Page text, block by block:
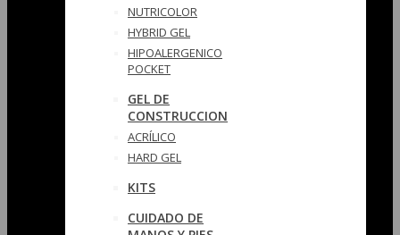
NUTRICOLOR
HYBRID GEL
HIPOALERGENICO
POCKET
GEL DE
CONSTRUCCION
ACRÍLICO
HARD GEL
KITS
CUIDADO DE